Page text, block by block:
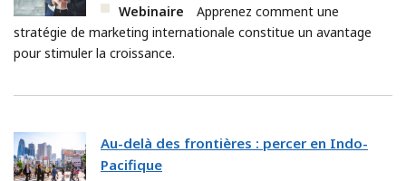
Webinaire
Apprenez comment une
stratégie de marketing internationale constitue un avantage
pour stimuler la croissance.
Au-delà des frontières : percer en Indo-
Pacifique